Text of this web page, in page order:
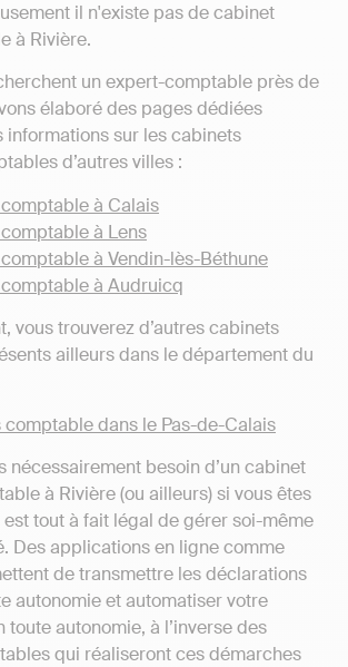
il n'existe pas de cabinet
à Rivière.
un expert-comptable près de
élaboré des pages dédiées
informations sur les cabinets
d’autres villes :
à Calais
à Lens
à Vendin-lès-Béthune
à Audruicq
vous trouverez d’autres cabinets
ailleurs dans le département du
comptable dans le Pas-de-Calais
nécessairement besoin d’un cabinet
à Rivière (ou ailleurs) si vous êtes
tout à fait légal de gérer soi-même
Des applications en ligne comme
de transmettre les déclarations
autonomie et automatiser votre
autonomie, à l’inverse des
qui réaliseront ces démarches